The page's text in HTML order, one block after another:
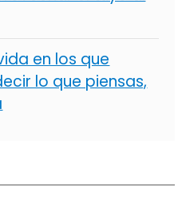
en los que
lo que piensas,